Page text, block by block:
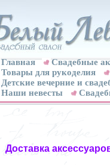
Главная
Свадебные
Товары для рукоделия
Детские вечерние и
Наши невесты
Доставка